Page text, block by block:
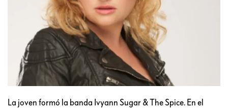
La joven formó la banda Ivyann Sugar & The Spice. En el